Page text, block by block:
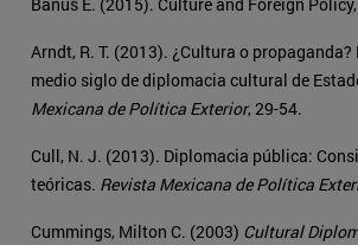
Banus E. (2015). Culture and Foreign
Arndt, R. T. (2013). ¿Cultura o
medio siglo de diplomacia cultural de
Mexicana de Política Exterior, 29-54.
Cull, N. J. (2013). Diplomacia pública:
teóricas. Revista Mexicana de Política
Cummings, Milton C. (2003) Cultural